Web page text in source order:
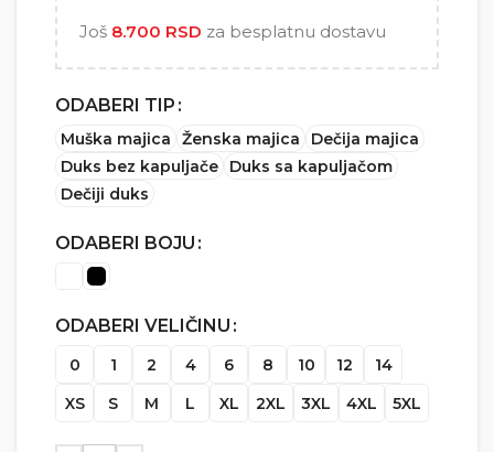
Još 8.700 RSD za besplatnu dostavu
ODABERI TIP
Muška majica Ženska majica
Dečija majica
Duks bez kapuljače
Duks sa kapuljačom
Dečiji duks
ODABERI BOJU
ODABERI VELIČINU
0 1 2 4 6 8 10 12
14
XS
S M L XL 2XL 3XL 4XL 5XL